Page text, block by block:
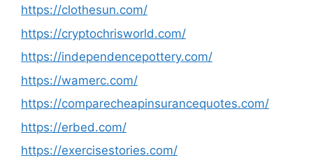
https://clothesun.com/
https://cryptochrisworld.com/
https://independencepottery.com/
https://wamerc.com/
https://comparecheapinsurancequotes.com/
https://erbed.com/
https://exercisestories.com/